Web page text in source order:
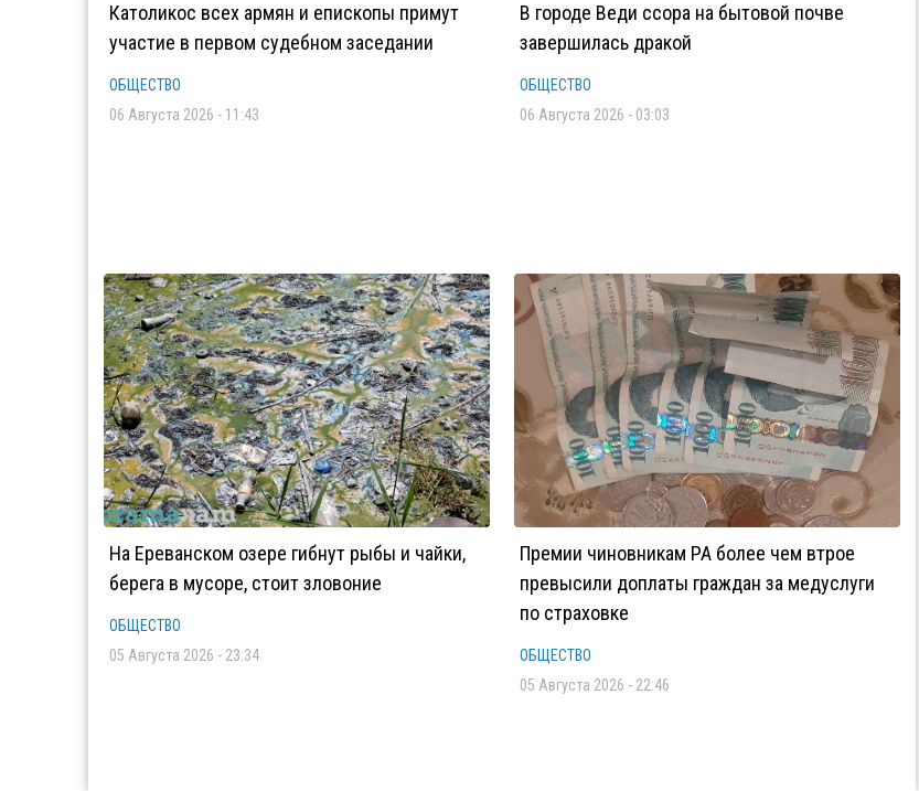
Католикос всех армян и епископы примут
участие в первом судебном заседании
ОБЩЕСТВО
06 Августа 2026 - 11:43
В городе Веди ссора на бытовой почве
завершилась дракой
ОБЩЕСТВО
06 Августа 2026 - 03:03
На Ереванском озере гибнут рыбы и чайки,
берега в мусоре, стоит зловоние
ОБЩЕСТВО
05 Августа 2026 - 23:34
Премии чиновникам РА более чем втрое
превысили доплаты граждан за медуслуги
по страховке
ОБЩЕСТВО
05 Августа 2026 - 22:46